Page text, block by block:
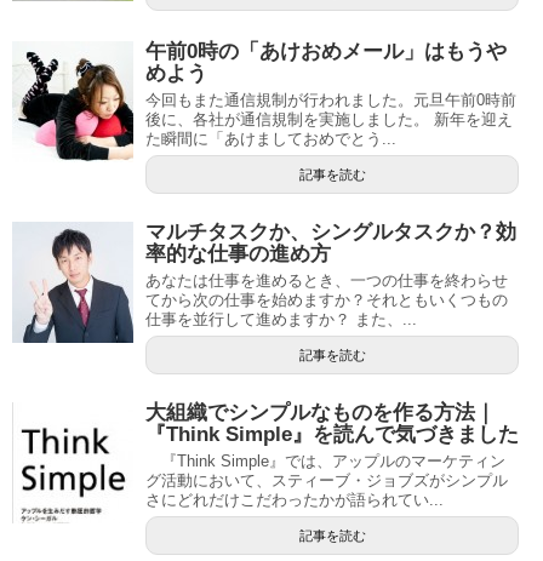
午前0時の「あけおめメール」はもうや
めよう
今回もまた通信規制が行われました。元旦午前0時前
後に、各社が通信規制を実施しました。 新年を迎え
た瞬間に「あけましておめでとう...
記事を読む
マルチタスクか、シングルタスクか？効
率的な仕事の進め方
あなたは仕事を進めるとき、一つの仕事を終わらせ
てから次の仕事を始めますか？それともいくつもの
仕事を並行して進めますか？ また、...
記事を読む
大組織でシンプルなものを作る方法｜
『Think Simple』を読んで気づきました
『Think Simple』では、アップルのマーケティン
グ活動において、スティーブ・ジョブズがシンプル
さにどれだけこだわったかが語られてい...
記事を読む